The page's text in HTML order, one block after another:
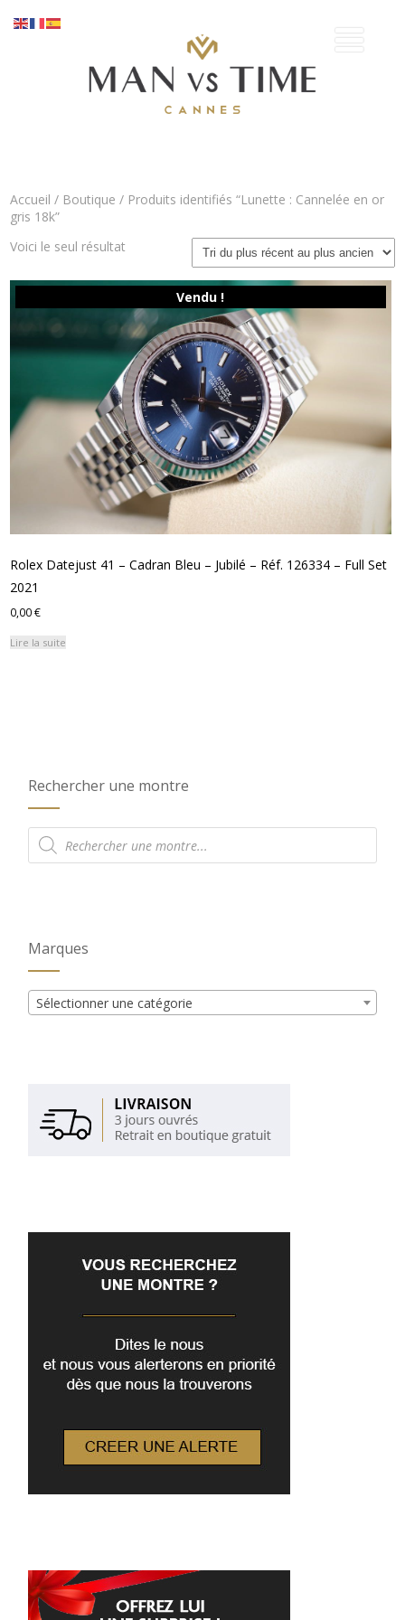
Accueil / Boutique / Produits identifiés “Lunette : Cannelée en or
gris 18k”
Voici le seul résultat
Vendu !
Rolex Datejust 41 – Cadran Bleu – Jubilé – Réf. 126334 – Full Set
2021
0,00€
Lire la suite
Rechercher une montre
Recherche
de
produits
Marques
Sélectionner une catégorie